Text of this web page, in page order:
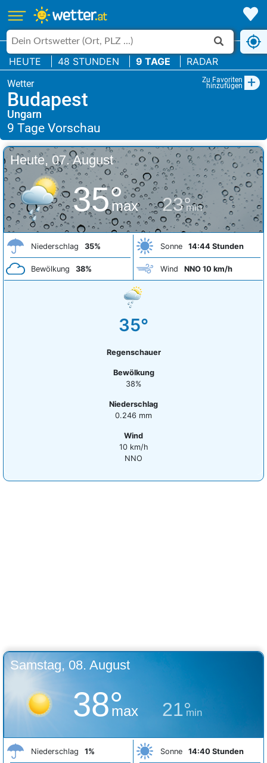
HEUTE 48 STUNDEN 9 TAGE RADAR
Zu Favoriten
hinzufügen +
Budapest
Ungarn
Heute, 07. August
35°
max 23°
min
Niederschlag 35%
Bewölkung 38%
Sonne 14:44 Stunden
Wind NNO 10 km/h
35°
Regenschauer
Bewölkung
38%
Niederschlag
0.246 mm
Wind
10 km/h
NNO
Samstag, 08. August
38°
max 21°
min
Niederschlag 1% Sonne 14:40 Stunden